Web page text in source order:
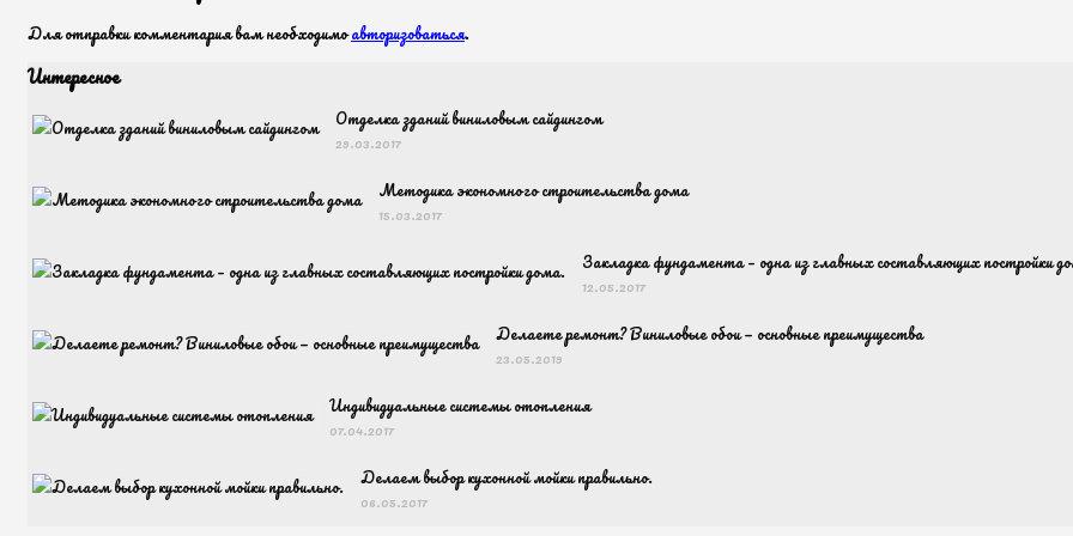
Для отправки комментария вам необходимоавторизоваться.
Интересное
Отделка зданий виниловым сайдингом
29.03.2017
Методика экономного строительства дома
15.03.2017
Закладка фундамента – одна из главных составляющих постройки
12.05.2017
Делаете ремонт? Виниловые обои — основные преимущества
23.05.2019
Индивидуальные системы отопления
07.04.2017
Делаем выбор кухонной мойки правильно.
06.05.2017